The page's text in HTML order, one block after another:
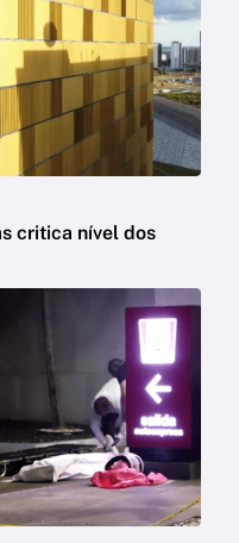
critica nível dos